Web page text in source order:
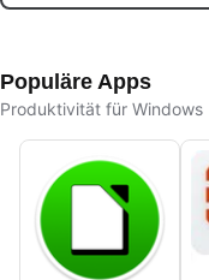
Populäre Apps
Produktivität für Windows